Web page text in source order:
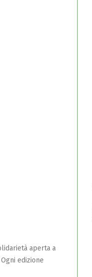
aperta a
edizione